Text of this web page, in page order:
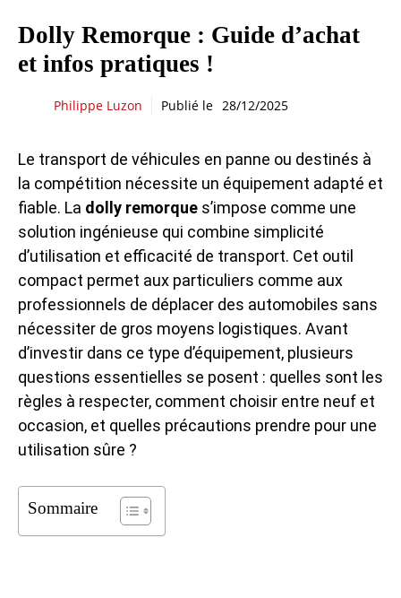
Dolly Remorque : Guide d’achat
et infos pratiques !
Philippe Luzon Publié le 28/12/2025
Le transport de véhicules en panne ou destinés à
la compétition nécessite un équipement adapté et
fiable. La dolly remorque s’impose comme une
solution ingénieuse qui combine simplicité
d’utilisation et efficacité de transport. Cet outil
compact permet aux particuliers comme aux
professionnels de déplacer des automobiles sans
nécessiter de gros moyens logistiques. Avant
d’investir dans ce type d’équipement, plusieurs
questions essentielles se posent : quelles sont les
règles à respecter, comment choisir entre neuf et
occasion, et quelles précautions prendre pour une
utilisation sûre ?
Sommaire